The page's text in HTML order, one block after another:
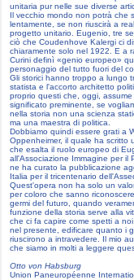
unitaria pur nelle sue diverse
Il vecchio mondo non potrà che
lentamente, se non riuscirà a
progetto unitario. Eugenio, tre
ciò che Coudenhove Kalergi ci
chiaramente solo nel 1922. E a
Curini definì «genio europeo»
personaggio del tutto fuori del
Gli storici hanno troppo a lungo
statista e l'accorto architetto
proprio questi che, oggi,
significato preminente, se
nella storia non una scienza
ma una maestra di politica.
Dobbiamo quindi essere grati a
Oppenheimer, il quale ha scritto
che esalta il ruolo europeo di
all'Associazione Immagine per il
ne ha curato la pubblicazione
Italia per il tricentenario
Quest'opera non ha solo un
per coloro che sanno
germi del futuro, quando
funzione della storia serve alla
che ci fa capire come spetti a
nel presente, edificare quanto i
riuscirono a intravedere. Il mio
che siamo in molti a leggere
Otto von Habsburg
Union Paneuropéenne